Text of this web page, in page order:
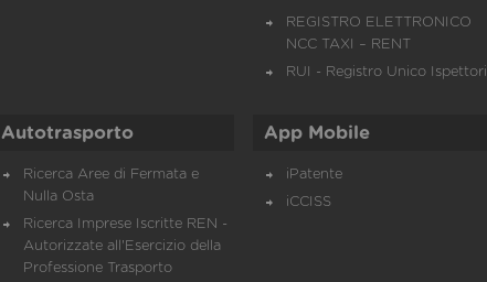
REGISTRO ELETTRONICO
NCC TAXI – RENT
RUI - Registro Unico Ispettori
Autotrasporto
Ricerca Aree di Fermata e
Nulla Osta
Ricerca Imprese Iscritte REN -
Autorizzate all'Esercizio della
Professione Trasporto
App Mobile
iPatente
iCCISS